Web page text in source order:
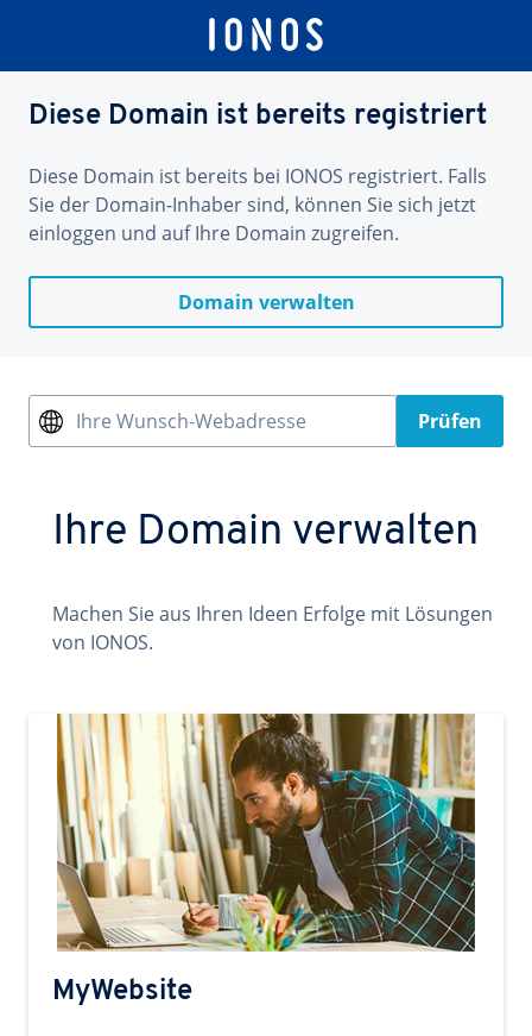
Diese Domain ist bereits registriert
Diese Domain ist bereits bei IONOS registriert. Falls
Sie der Domain-Inhaber sind, können Sie sich jetzt
einloggen und auf Ihre Domain zugreifen.
Domain verwalten
Ihre Wunsch-Webadresse Prüfen
Ihre Domain verwalten
Machen Sie aus Ihren Ideen Erfolge mit Lösungen
von IONOS.
MyWebsite